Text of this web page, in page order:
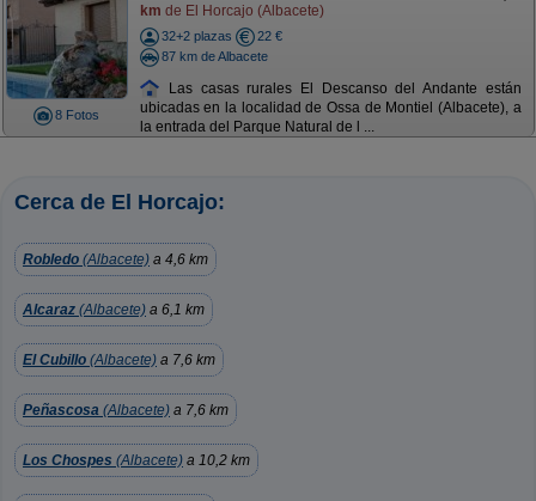
8 Fotos
km de El Horcajo (Albacete)
32+2 plazas
22 €
87 km de Albacete
Las casas rurales El Descanso del Andante están
ubicadas en la localidad de Ossa de Montiel (Albacete), a
la entrada del Parque Natural de l ...
Cerca de El Horcajo:
Robledo (Albacete) a 4,6 km
Alcaraz (Albacete) a 6,1 km
El Cubillo (Albacete) a 7,6 km
Peñascosa (Albacete) a 7,6 km
Los Chospes (Albacete) a 10,2 km